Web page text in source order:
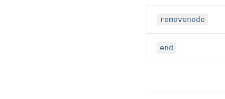
removenode
end